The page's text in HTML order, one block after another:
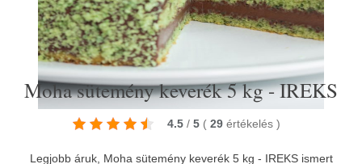
Moha sütemény keverék 5 kg - IREKS
4.5 / 5 ( 29 értékelés )
Legjobb áruk, Moha sütemény keverék 5 kg - IREKS ismert